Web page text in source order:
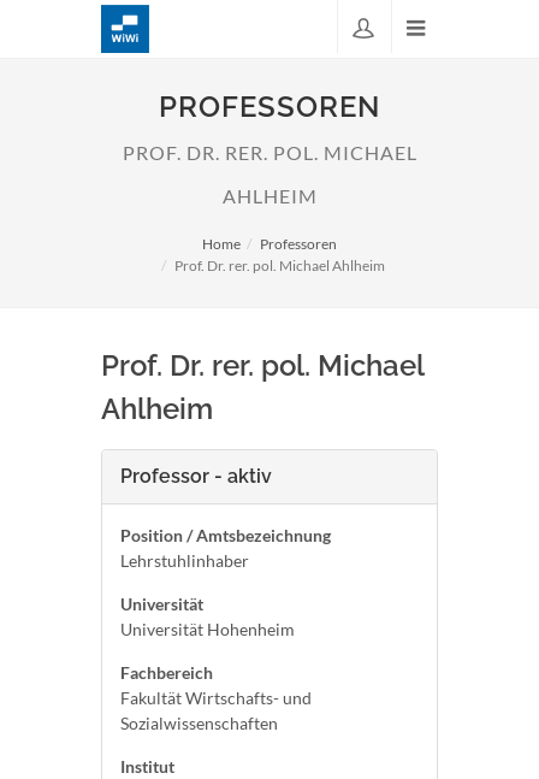
PROFESSOREN
PROF. DR. RER. POL. MICHAEL
AHLHEIM
Home
Professoren
Prof. Dr. rer. pol. Michael Ahlheim
Prof. Dr. rer. pol. Michael
Ahlheim
Professor - aktiv
Position / Amtsbezeichnung
Lehrstuhlinhaber
Universität
Universität Hohenheim
Fachbereich
Fakultät Wirtschafts- und
Sozialwissenschaften
Institut